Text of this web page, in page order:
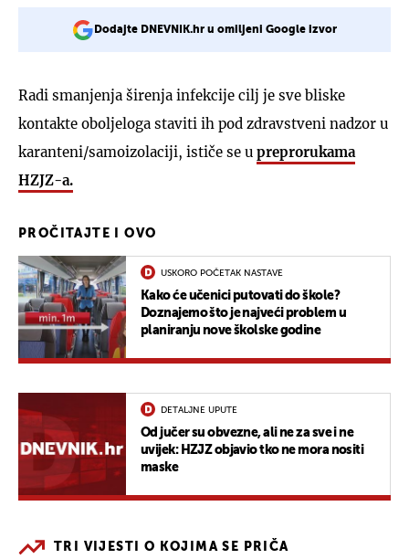
Dodajte DNEVNIK.hr u omiljeni Google izvor
Radi smanjenja širenja infekcije cilj je sve bliske
kontakte oboljeloga staviti ih pod zdravstveni nadzor u
karanteni/samoizolaciji, ističe se u preprorukama
HZJZ-a.
PROČITAJTE I OVO
USKORO POČETAK NASTAVE
Kako će učenici putovati do škole?
Doznajemo što je najveći problem u
planiranju nove školske godine
DETALJNE UPUTE
Od jučer su obvezne, ali ne za sve i ne
uvijek: HZJZ objavio tko ne mora nositi
maske
TRI VIJESTI O KOJIMA SE PRIČA